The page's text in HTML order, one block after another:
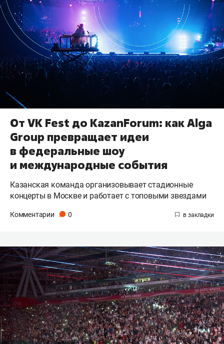
От VK Fest до KazanForum: как Alga
Group превращает идеи
в федеральные шоу
и международные события
Казанская команда организовывает стадионные
концерты в Москве и работает с топовыми звездами
Комментарии 0